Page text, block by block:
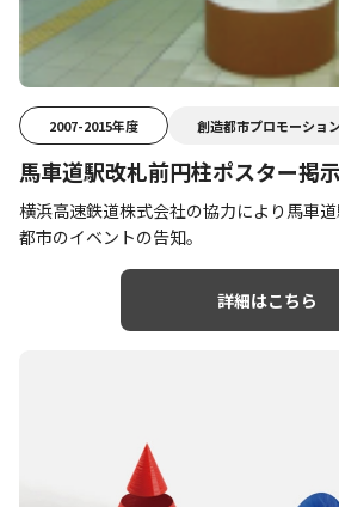
2007-2015年度 創造都市プロモーショ
馬車道駅改札前円柱ポスター掲示
横浜高速鉄道株式会社の協力により馬車
都市のイベントの告知。
詳細はこちら